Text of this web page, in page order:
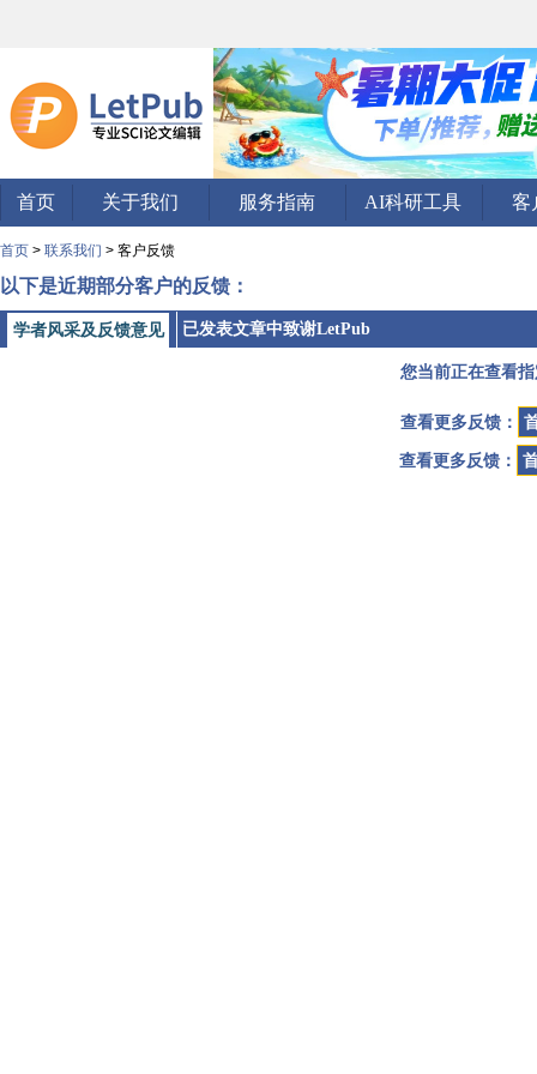
首页 关于我们 服务指南 AI科研工具 客
首页 > 联系我们 > 客户反馈
以下是近期部分客户的反馈：
学者风采及反馈意见 已发表文章中致谢LetPub
您当前正在查看
查看更多反馈：
查看更多反馈：